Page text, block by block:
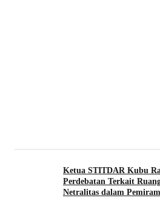
Ketua STITDAR Kubu
Perdebatan Terkait
Netralitas dalam